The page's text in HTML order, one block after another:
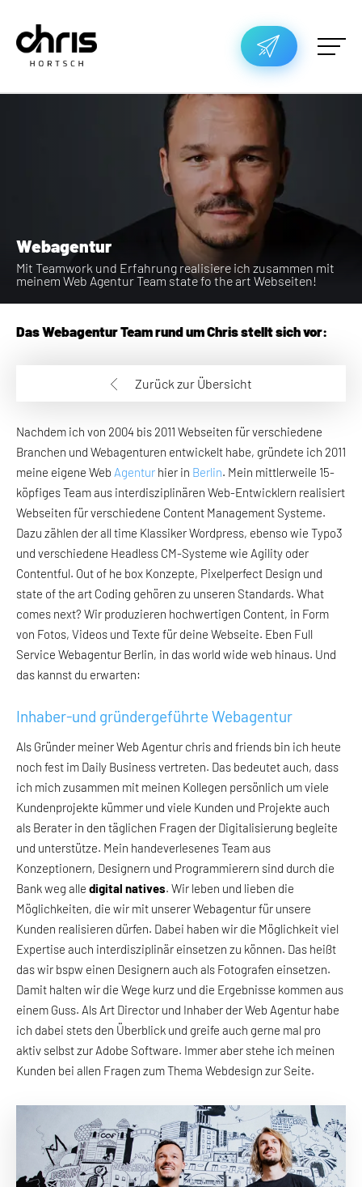
Webagentur
Mit Teamwork und Erfahrung realisiere ich zusammen mit
meinem Web Agentur Team state fo the art Webseiten!
Das Webagentur Team rund um Chris stellt sich vor:
Zurück zur Übersicht
Nachdem ich von 2004 bis 2011 Webseiten für verschiedene
Branchen und Webagenturen entwickelt habe, gründete ich 2011
meine eigene Web Agentur hier in Berlin. Mein mittlerweile 15-
köpfiges Team aus interdisziplinären Web-Entwicklern realisiert
Webseiten für verschiedene Content Management Systeme.
Dazu zählen der all time Klassiker Wordpress, ebenso wie Typo3
und verschiedene Headless CM-Systeme wie Agility oder
Contentful. Out of he box Konzepte, Pixelperfect Design und
state of the art Coding gehören zu unseren Standards. What
comes next? Wir produzieren hochwertigen Content, in Form
von Fotos, Videos und Texte für deine Webseite. Eben Full
Service Webagentur Berlin, in das world wide web hinaus. Und
das kannst du erwarten:
Inhaber-und gründergeführte Webagentur
Als Gründer meiner Web Agentur chris and friends bin ich heute
noch fest im Daily Business vertreten. Das bedeutet auch, dass
ich mich zusammen mit meinen Kollegen persönlich um viele
Kundenprojekte kümmer und viele Kunden und Projekte auch
als Berater in den täglichen Fragen der Digitalisierung begleite
und unterstütze. Mein handeverlesenes Team aus
Konzeptionern, Designern und Programmierern sind durch die
Bank weg alle digital natives. Wir leben und lieben die
Möglichkeiten, die wir mit unserer Webagentur für unsere
Kunden realisieren dürfen. Dabei haben wir die Möglichkeit viel
Expertise auch interdisziplinär einsetzen zu können. Das heißt
das wir bspw einen Designern auch als Fotografen einsetzen.
Damit halten wir die Wege kurz und die Ergebnisse kommen aus
einem Guss. Als Art Director und Inhaber der Web Agentur habe
ich dabei stets den Überblick und greife auch gerne mal pro
aktiv selbst zur Adobe Software. Immer aber stehe ich meinen
Kunden bei allen Fragen zum Thema Webdesign zur Seite.